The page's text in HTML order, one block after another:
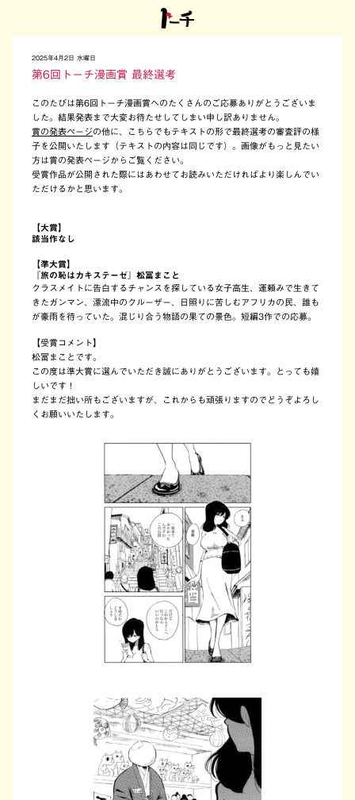
2025年4月2日 水曜日
第6回トーチ漫画賞 最終選考
このたびは第6回トーチ漫画賞へのたくさんのご応募ありがとうございま
した。結果発表まで大変お待たせしてしまい申し訳ありません。
賞の発表ページの他に、こちらでもテキストの形で最終選考の審査評の様
子を公開いたします（テキストの内容は同じです）。画像がもっと見たい
方は賞の発表ページからご覧ください。
受賞作品が公開された際にはあわせてお読みいただければより楽しんでい
ただけるかと思います。
【大賞】
該当作なし
【準大賞】
『旅の恥はカキステーゼ』松冨まこと
クラスメイトに告白するチャンスを探している女子高生、運頼みで生きて
きたガンマン、漂流中のクルーザー、日照りに苦しむアフリカの民、誰も
が豪雨を待っていた。混じり合う物語の果ての景色。短編3作での応募。
【受賞コメント】
松冨まことです。
この度は準大賞に選んでいただき誠にありがとうございます。とっても嬉
しいです！
まだまだ拙い所もございますが、これからも頑張りますのでどうぞよろし
くお願いいたします。